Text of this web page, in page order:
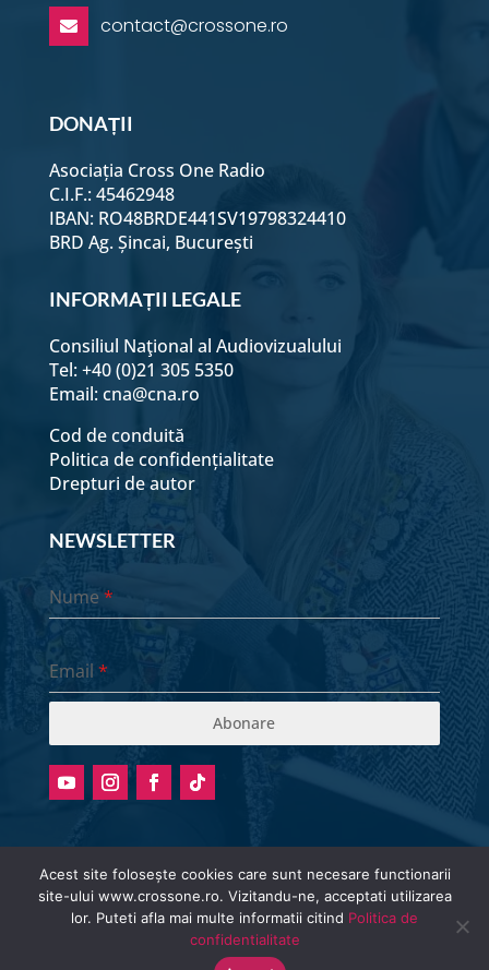
 contact@crossone.ro
DONAȚII
Asociația Cross One Radio
C.I.F.: 45462948
IBAN: RO48BRDE441SV19798324410
BRD Ag. Șincai, București
INFORMAȚII LEGALE
Consiliul Naţional al Audiovizualului
Tel: +40 (0)21 305 5350
Email: cna@cna.ro
Cod de conduită
Politica de confidențialitate
Drepturi de autor
NEWSLETTER
Nume*
Email *
Abonare
© Cross One Radio 2026 | All Rights
Acest site folosește cookies care sunt necesare functionarii
site-ului www.crossone.ro. Vizitandu-ne, acceptati utilizarea
lor. Puteti afla mai multe informatii citind Politica de
confidentialitate